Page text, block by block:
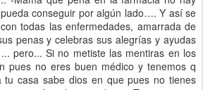
conseguir por algún lado…. Y así se
todas las enfermedades, amarrada de
penas y celebras sus alegrías y ayudas
pero... Si no metiste las mentiras en los
pues no eres buen médico y tenemos q
tu casa sabe dios en que pues no tienes